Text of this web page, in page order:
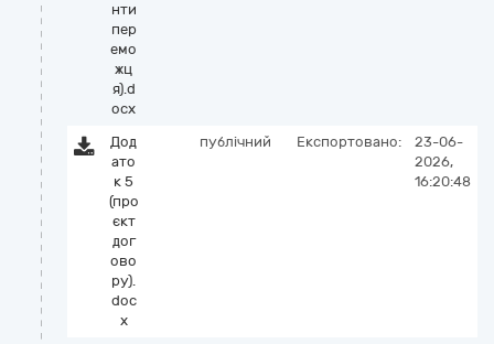
нти
пер
емо
жц
я).d
ocx
Дод
ато
к 5
(про
єкт
дог
ово
ру).
doc
x
публічний Експортовано:
23-06-
2026,
16:20:48